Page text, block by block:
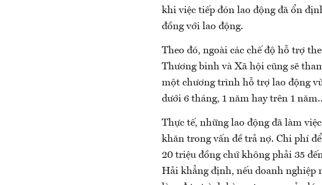
khi việc tiếp đón lao động đã ổn
đồng với lao động.
Theo đó, ngoài các chế độ hỗ trợ
Thương binh và Xã hội cũng sẽ
một chương trình hỗ trợ lao động
dưới 6 tháng, 1 năm hay trên 1
Thực tế, những lao động đã làm
khăn trong vấn đề trả nợ. Chi phí
20 triệu đồng chứ không phải 35
Hải khẳng định, nếu doanh nghiệp